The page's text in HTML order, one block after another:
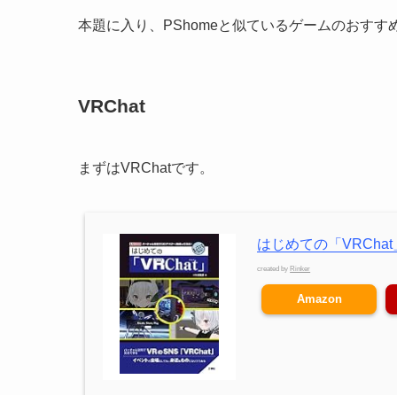
本題に入り、PShomeと似ているゲームのおすす
VRChat
まずはVRChatです。
はじめての「VRChat
created byRinker
Amazon